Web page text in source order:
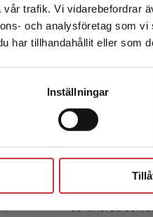
trafik. Vi vidarebefordrar
och analysföretag som
har tillhandahållit eller som
Inställningar
enhet utanför Sverige. Vi
Sverige. För att kunna
leveransadressen vara i
Amy Yeager är
inriktning mot
certifierad